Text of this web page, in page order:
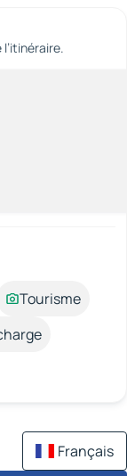
Tourisme
Français